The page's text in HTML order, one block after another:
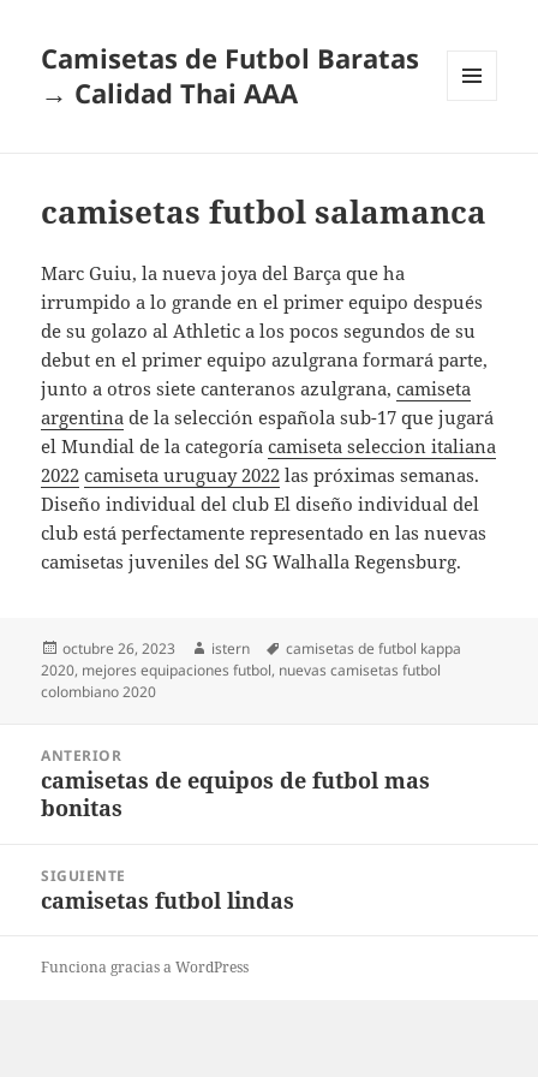
Camisetas de Futbol Baratas
→ Calidad Thai AAA
camisetas futbol salamanca
Marc Guiu, la nueva joya del Barça que ha
irrumpido a lo grande en el primer equipo después
de su golazo al Athletic a los pocos segundos de su
debut en el primer equipo azulgrana formará parte,
junto a otros siete canteranos azulgrana,camiseta
argentina de la selección española sub-17 que jugará
el Mundial de la categoríacamiseta seleccion italiana
2022 camiseta uruguay 2022 las próximas semanas.
Diseño individual del club El diseño individual del
club está perfectamente representado en las nuevas
camisetas juveniles del SG Walhalla Regensburg.
Publicado
el
octubre 26, 2023 Autor
istern Etiquetas
camisetas de futbol kappa
2020, mejores equipaciones futbol, nuevas camisetas futbol
colombiano 2020
entradas
ANTERIOR
Entrada
anterior:
camisetas de equipos de futbol mas
bonitas
SIGUIENTE
Entrada
camisetas futbol lindas
Funciona gracias a WordPress